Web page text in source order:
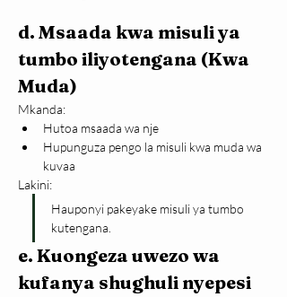
d. Msaada kwa misuli ya
tumbo iliyotengana (Kwa
Muda)
Mkanda:
Hutoa msaada wa nje
Hupunguza pengo la misuli kwa muda wa
kuvaa
Lakini:
Hauponyi pakeyake misuli ya tumbo
kutengana.
e. Kuongeza uwezo wa
kufanya shughuli nyepesi